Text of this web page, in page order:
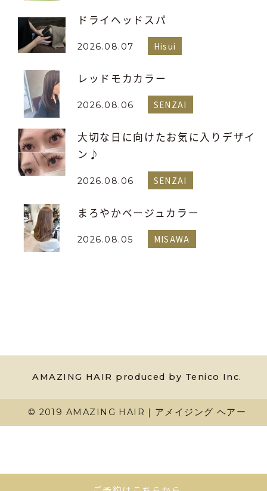
ドライヘッドスパ
2026.08.07 Hisui
レッドモカカラー
2026.08.06 SENZAI
大切な日に向けたお気に入りデザイ
ン♪
2026.08.06 SENZAI
まろやかベージュカラー
2026.08.05 MISAWA
AMAZING HAIR produced by Tenico Inc.
© 2019 AMAZING HAIR｜アメイジング ヘアー